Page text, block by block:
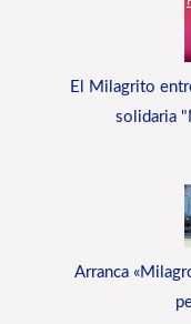
El Milagrito
solidaria
Arranca